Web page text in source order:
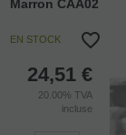
Marron CAA02
EN STOCK
24,51 €
20.00%TVA
incluse